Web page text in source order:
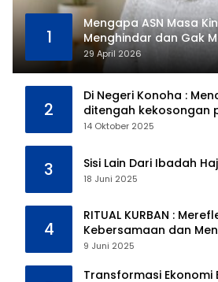
1
Mengapa ASN Masa
Menghindar dan Gak
29 April 2026
2
Di Negeri Konoha :
ditengah kekosongan
14 Oktober 2025
3 Sisi Lain Dari Ibadah
18 Juni 2025
4
RITUAL KURBAN :
Kebersamaan dan
Kebinatangan Manusia
9 Juni 2025
Transformasi Ekonomi